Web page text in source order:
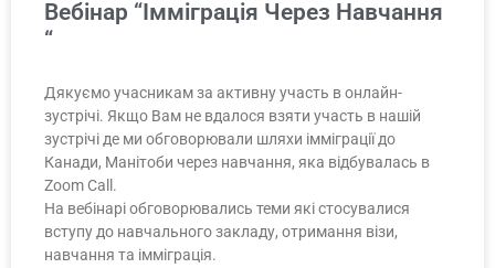
Вебінар “Імміграція Через Навчання
“
Дякуємо учасникам за активну участь в онлайн-
зустрічі. Якщо Вам не вдалося взяти участь в нашій
зустрічі де ми обговорювали шляхи імміграції до
Канади, Манітоби через навчання, яка відбувалась в
Zoom Call.
На вебінарі обговорювались теми які стосувалися
вступу до навчального закладу, отримання візи,
навчання та імміграція.